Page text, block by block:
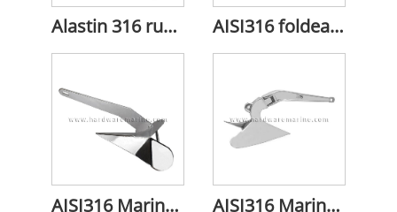
Alastin 316 rustfrit stål poolanker AISI316 foldeankre i rustfrit stål i marinekvalitet
AISI316 Marine Grade Rustfrit Steel Delta Anker AISI316 Marine Grade Rustfri Stål Plov/Plov Anker